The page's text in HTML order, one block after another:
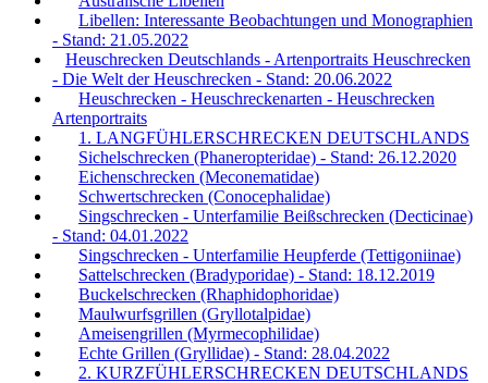
Libellen: Interessante Beobachtungen und Monographien
- Stand: 21.05.2022
Heuschrecken Deutschlands - Artenportraits Heuschrecken
- Die Welt der Heuschrecken - Stand: 20.06.2022
Heuschrecken - Heuschreckenarten - Heuschrecken
Artenportraits
1. LANGFÜHLERSCHRECKEN DEUTSCHLANDS
Sichelschrecken (Phaneropteridae) - Stand: 26.12.2020
Eichenschrecken (Meconematidae)
Schwertschrecken (Conocephalidae)
Singschrecken - Unterfamilie Beißschrecken (Decticinae)
- Stand: 04.01.2022
Singschrecken - Unterfamilie Heupferde (Tettigoniinae)
Sattelschrecken (Bradyporidae) - Stand: 18.12.2019
Buckelschrecken (Rhaphidophoridae)
Maulwurfsgrillen (Gryllotalpidae)
Ameisengrillen (Myrmecophilidae)
Echte Grillen (Gryllidae) - Stand: 28.04.2022
2. KURZFÜHLERSCHRECKEN DEUTSCHLANDS